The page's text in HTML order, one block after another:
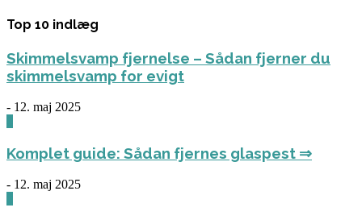
Top 10 indlæg
Skimmelsvamp fjernelse – Sådan fjerner du
skimmelsvamp for evigt
- 12. maj 2025
Komplet guide: Sådan fjernes glaspest ⇒
- 12. maj 2025